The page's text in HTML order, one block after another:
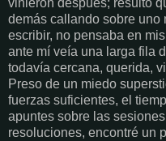
vinieron después; resultó
demás callando sobre uno
escribir, no pensaba en
ante mí veía una larga fila
todavía cercana, querida,
Preso de un miedo
fuerzas suficientes, el
apuntes sobre las
resoluciones, encontré un